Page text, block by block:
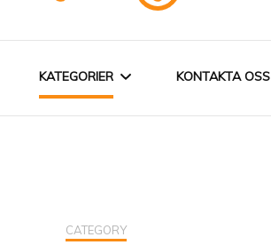
KATEGORIER
BARNPRODUKTER
KONTAKTA OSS
CATEGORY